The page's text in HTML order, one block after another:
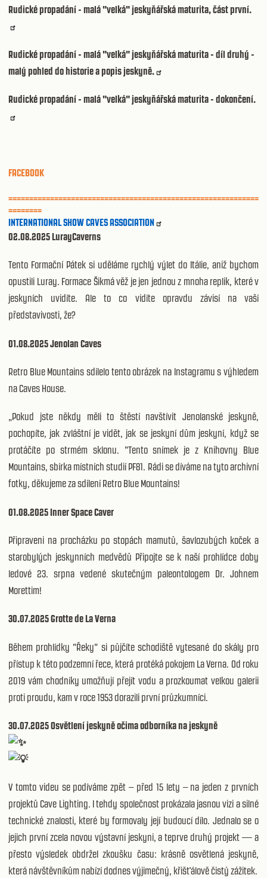
Rudické propadání - malá "velká" jeskyňářská maturita, část první.
Rudické propadání - malá "velká" jeskyňářská maturita - díl druhý -
malý pohled do historie a popis jeskyně.
Rudické propadání - malá "velká" jeskyňářská maturita - dokončení.
FACEBOOK
============================================================
========
INTERNATIONAL SHOW CAVES ASSOCIATION
02.08.2025 LurayCaverns
Tento Formační Pátek si uděláme rychlý výlet do Itálie, aniž bychom
opustili Luray. Formace Šikmá věž je jen jednou z mnoha replik, které v
jeskyních uvidíte. Ale to co vidíte opravdu závisí na vaší
představivosti, že?
01.08.2025 Jenolan Caves
Retro Blue Mountains sdílelo tento obrázek na Instagramu s výhledem
na Caves House.
„Pokud jste někdy měli to štěstí navštívit Jenolanské jeskyně,
pochopíte, jak zvláštní je vidět, jak se jeskyní dům jeskyní, když se
protáčíte po strmém sklonu. "Tento snímek je z Knihovny Blue
Mountains, sbírka místních studií PF81. Rádi se díváme na tyto archivní
fotky, děkujeme za sdílení Retro Blue Mountains!
01.08.2025 Inner Space Caver
Připraveni na procházku po stopách mamutů, šavlozubých koček a
starobylých jeskynních medvědů Připojte se k naší prohlídce doby
ledové 23. srpna vedené skutečným paleontologem Dr. Johnem
Morettim!
30.07.2025 Grotte de La Verna
Během prohlídky "Řeky" si půjčíte schodiště vytesané do skály pro
přístup k této podzemní řece, která protéká pokojem La Verna. Od roku
2019 vám chodníky umožňují přejít vodu a prozkoumat velkou galerii
proti proudu, kam v roce 1953 dorazili první průzkumníci.
30.07.2025 Osvětlení jeskyně očima odborníka na jeskyně
V tomto videu se podíváme zpět – před 15 lety – na jeden z prvních
projektů Cave Lighting. I tehdy společnost prokázala jasnou vizi a silné
technické znalosti, které by formovaly její budoucí dílo. Jednalo se o
jejich první zcela novou výstavní jeskyni, a teprve druhý projekt — a
přesto výsledek obdržel zkoušku času: krásně osvětlená jeskyně,
která návštěvníkům nabízí dodnes výjimečný, křišťálově čistý zážitek.